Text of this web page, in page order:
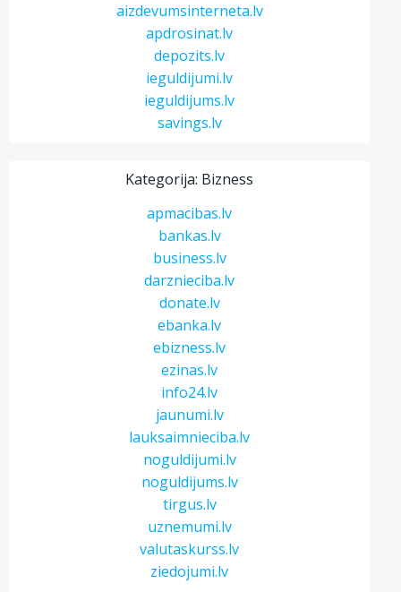
aizdevumsinterneta.lv
apdrosinat.lv
depozits.lv
ieguldijumi.lv
ieguldijums.lv
savings.lv
Kategorija: Bizness
apmacibas.lv
bankas.lv
business.lv
darznieciba.lv
donate.lv
ebanka.lv
ebizness.lv
ezinas.lv
info24.lv
jaunumi.lv
lauksaimnieciba.lv
noguldijumi.lv
noguldijums.lv
tirgus.lv
uznemumi.lv
valutaskurss.lv
ziedojumi.lv